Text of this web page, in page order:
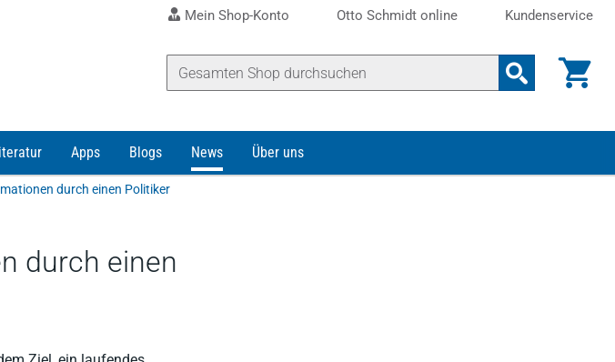
Mein Shop-Konto Otto Schmidt online Kundenservice
Apps Blogs News Über uns
durch einen Politiker
durch einen